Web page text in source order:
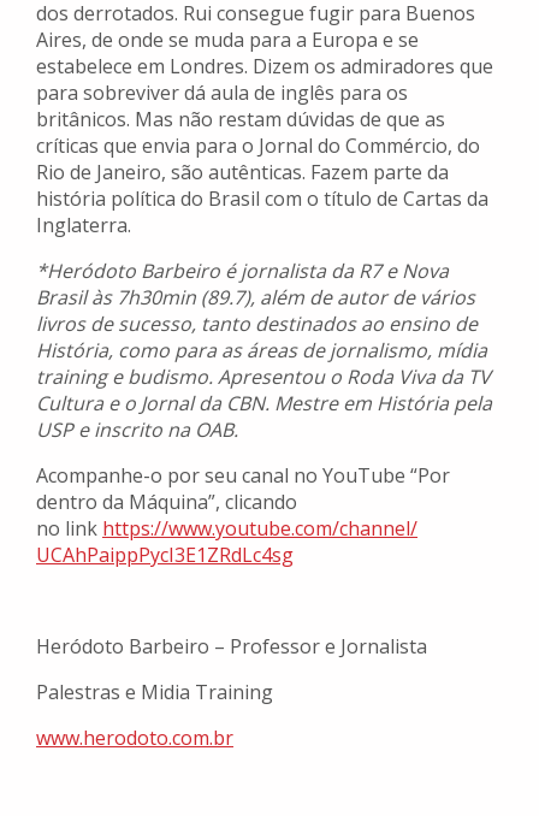
dos derrotados. Rui consegue fugir para Buenos
Aires, de onde se muda para a Europa e se
estabelece em Londres. Dizem os admiradores que
para sobreviver dá aula de inglês para os
britânicos. Mas não restam dúvidas de que as
críticas que envia para o Jornal do Commércio, do
Rio de Janeiro, são autênticas. Fazem parte da
história política do Brasil com o título de Cartas da
Inglaterra.
*Heródoto Barbeiro é jornalista da R7 e Nova
Brasil às 7h30min (89.7), além de autor de vários
livros de sucesso, tanto destinados ao ensino de
História, como para as áreas de jornalismo, mídia
training e budismo. Apresentou o Roda Viva da TV
Cultura e o Jornal da CBN. Mestre em História pela
USP e inscrito na OAB.
Acompanhe-o por seu canal no YouTube “Por
dentro da Máquina”, clicando
no link https://www.youtube.com/channel/
UCAhPaippPycI3E1ZRdLc4sg
Heródoto Barbeiro – Professor e Jornalista
Palestras e Midia Training
www.herodoto.com.br